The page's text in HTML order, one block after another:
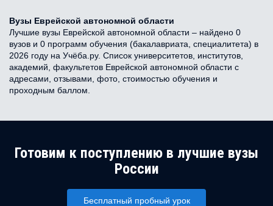
Вузы Еврейской автономной области
Лучшие вузы Еврейской автономной области – найдено 0
вузов и 0 программ обучения (бакалавриата, специалитета) в
2026 году на Учёба.ру. Список университетов, институтов,
академий, факультетов Еврейской автономной области с
адресами, отзывами, фото, стоимостью обучения и
проходным баллом.
Готовим к поступлению в лучшие вузы
России
Бесплатный пробный урок